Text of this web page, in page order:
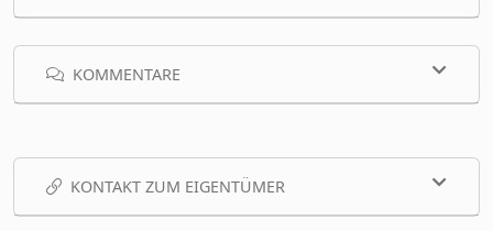
KOMMENTARE
KONTAKT ZUM EIGENTÜMER